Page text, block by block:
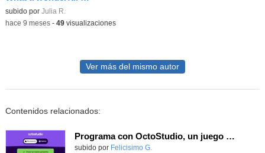
Contenido educativo.
subido por Julia R.
-hace 9 meses- 49visualizaciones
Ver más del mismo autor
Contenidos relacionados:
Programa con OctoStudio, un juego de disparos contra Zombies con un cargador basado en el House of the dead
Contenido educativo.
subido por Felicisimo G.